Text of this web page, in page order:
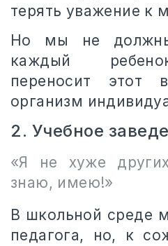
терять уважение к
Но мы не
каждый
переносит этот
организм
2. Учебное
«Я не хуже
знаю, имею!»
В школьной среде
педагога, но, к